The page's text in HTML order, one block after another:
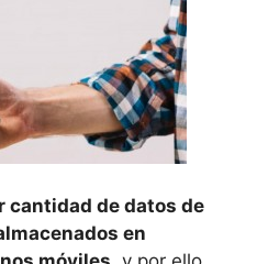
cantidad de datos de
en